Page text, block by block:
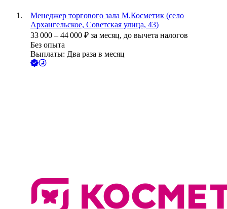
Менеджер торгового зала М.Косметик (село
Архангельское, Советская улица, 43)
33 000 – 44 000 ₽ за месяц, до вычета налогов
Без опыта
Выплаты: Два раза в месяц